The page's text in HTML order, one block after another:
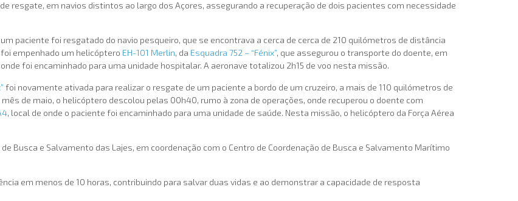
resgate, em navios distintos ao largo dos Açores, assegurando a recuperação de dois pacientes com necessidade
paciente foi resgatado do navio pesqueiro, que se encontrava a cerca de cerca de 210 quilómetros de distância
empenhado um helicóptero EH-101 Merlin, da Esquadra 752 – “Fénix”, que assegurou o transporte do doente, em
onde foi encaminhado para uma unidade hospitalar. A aeronave totalizou 2h15 de voo nesta missão.
foi novamente ativada para realizar o resgate de um paciente a bordo de um cruzeiro, a mais de 110 quilómetros de
de maio, o helicóptero descolou pelas 00h40, rumo à zona de operações, onde recuperou o doente com
, local de onde o paciente foi encaminhado para uma unidade de saúde. Nesta missão, o helicóptero da Força Aérea
Busca e Salvamento das Lajes, em coordenação com o Centro de Coordenação de Busca e Salvamento Marítimo
em menos de 10 horas, contribuindo para salvar duas vidas e ao demonstrar a capacidade de resposta